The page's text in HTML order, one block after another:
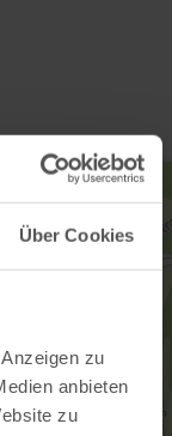
Über Cookies
zu
anbieten
zu